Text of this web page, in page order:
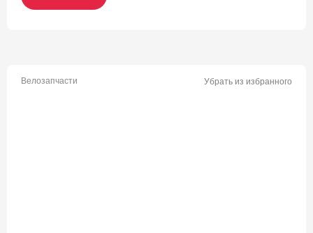
Велозапчасти Убрать из избранного